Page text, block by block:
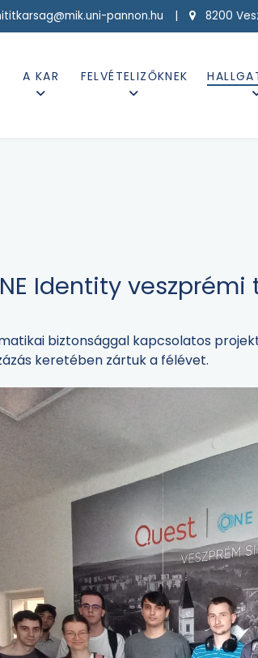
pannon.hu | 8200
A KAR FELVÉTELIZŐKNEK
Identity
biztonsággal kapcsolatos
keretében zártuk a félévet.